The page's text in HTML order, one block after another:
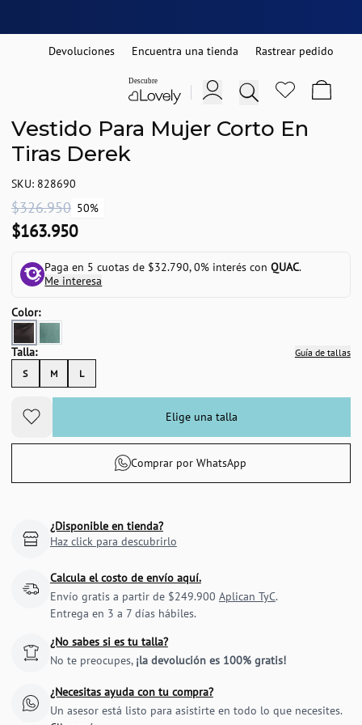
Devoluciones Encuentra una tienda Rastrear pedido
Vestido Para Mujer Corto En
Tiras Derek
SKU: 828690
$326.950 50%
$163.950
Paga en 5 cuotas de $32.790, 0% interés conQUAC.
Me interesa
Color:
Talla:
Guía de tallas
S
M L
Elige una talla
Comprar por WhatsApp
¿Disponible en tienda?
Haz click para descubrirlo
Calcula el costo de envío aquí.
Envío gratis a partir de $249.900 Aplican TyC.
Entrega en 3 a 7 días hábiles.
¿No sabes si es tu talla?
No te preocupes, ¡la devolución es 100% gratis!
¿Necesitas ayuda con tu compra?
Un asesor está listo para asistirte en todo lo que necesites.